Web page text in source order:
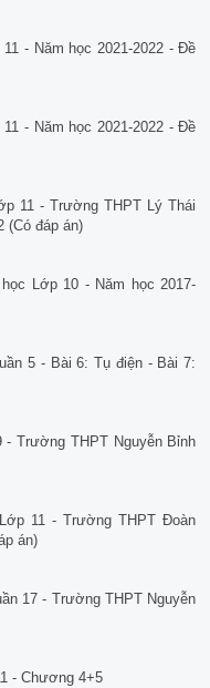
- Năm học 2021-2022 - Đề
- Năm học 2021-2022 - Đề
11 - Trường THPT Lý Thái
(Có đáp án)
Lớp 10 - Năm học 2017-
5 - Bài 6: Tụ điện - Bài 7:
Trường THPT Nguyễn Bỉnh
11 - Trường THPT Đoàn
án)
17 - Trường THPT Nguyễn
- Chương 4+5